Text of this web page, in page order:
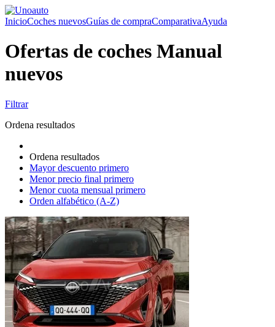
InicioCoches nuevosGuías de compraComparativaAyuda
Ofertas de coches Manual
nuevos
Filtrar
Ordena resultados
Ordena resultados
Mayor descuento primero
Menor precio final primero
Menor cuota mensual primero
Orden alfabético (A-Z)